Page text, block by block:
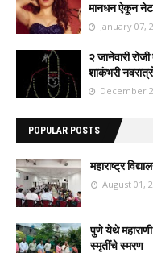
मानधन ऐकून
January 07,
२ जानेवारी
शाकंभरी
December
POPULAR POSTS
महाराष्ट्र
August 01,
पुणे येथे
स्मृतींचे स्मरण